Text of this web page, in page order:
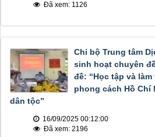
Đã xem: 1126
Chi bộ Trung tâm
sinh hoạt chuyên
đề: “Học tập và
phong cách Hồ Chí
dân tộc”
16/09/2025 00:12:00
Đã xem: 2196